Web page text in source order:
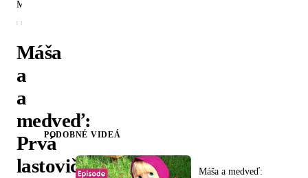
Máša
a
a
medveď:
Prvá
lastovička
PODOBNÉ VIDEÁ
Máša a medveď: